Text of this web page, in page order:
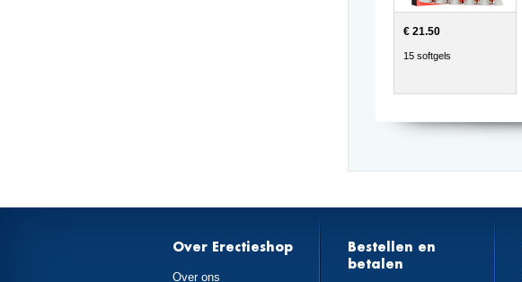
€ 21.50
15 softgels
Over Erectieshop
Over ons
Bestellen en
betalen